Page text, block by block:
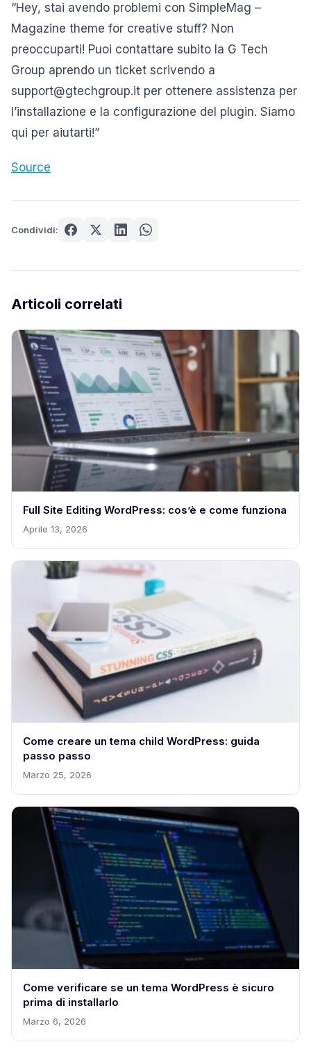
“Hey, stai avendo problemi con SimpleMag –
Magazine theme for creative stuff? Non
preoccuparti! Puoi contattare subito la G Tech
Group aprendo un ticket scrivendo a
support@gtechgroup.it per ottenere assistenza per
l’installazione e la configurazione del plugin. Siamo
qui per aiutarti!”
Source
Condividi:
Articoli correlati
Full Site Editing WordPress: cos’è e come funziona
Aprile 13, 2026
Come creare un tema child WordPress: guida
passo passo
Marzo 25, 2026
Come verificare se un tema WordPress è sicuro
prima di installarlo
Marzo 6, 2026